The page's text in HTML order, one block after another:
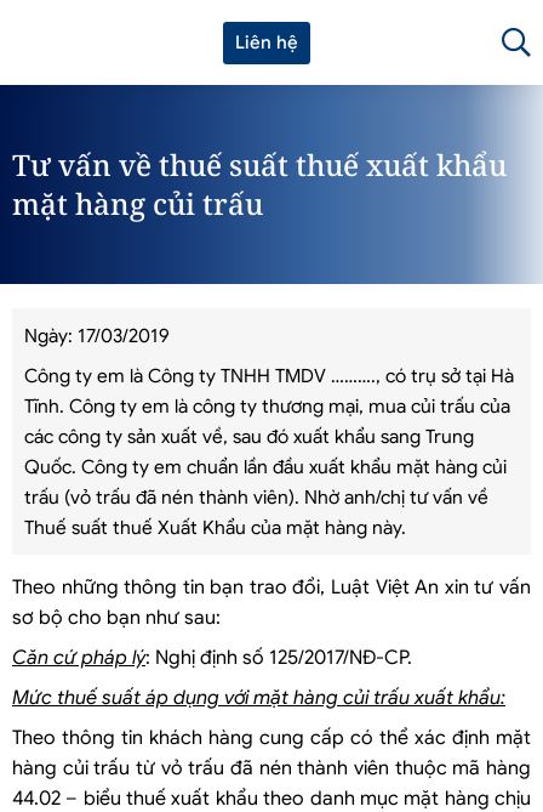
Liên hệ
Tư vấn về thuế suất thuế xuất khẩu
mặt hàng củi trấu
Ngày: 17/03/2019
Công ty em là Công ty TNHH TMDV ………., có trụ sở tại Hà
Tĩnh. Công ty em là công ty thương mại, mua củi trấu của
các công ty sản xuất về, sau đó xuất khẩu sang Trung
Quốc. Công ty em chuẩn lần đầu xuất khẩu mặt hàng củi
trấu (vỏ trấu đã nén thành viên). Nhờ anh/chị tư vấn về
Thuế suất thuế Xuất Khẩu của mặt hàng này.
Theo những thông tin bạn trao đổi, Luật Việt An xin tư vấn
sơ bộ cho bạn như sau:
Căn cứ pháp lý: Nghị định số 125/2017/NĐ-CP.
Mức thuế suất áp dụng với mặt hàng củi trấu xuất khẩu:
Theo thông tin khách hàng cung cấp có thể xác định mặt
hàng củi trấu từ vỏ trấu đã nén thành viên thuộc mã hàng
44.02 – biểu thuế xuất khẩu theo danh mục mặt hàng chịu